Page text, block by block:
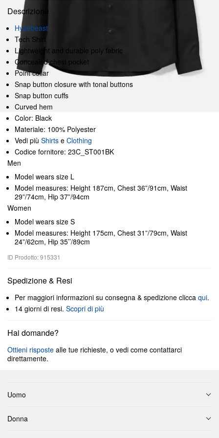
Descrizione
Hypebeast
Tech Shirt
Lightweight and durable poly fabric
Concealed chest pocket
Point collar
Snap button closure with tonal buttons
Snap button cuffs
Curved hem
Color: Black
Materiale: 100% Polyester
Vedi più Shirts e Clothing
Codice fornitore: 23C_ST001BK
Men
Model wears size L
Model measures: Height 187cm, Chest 36”/91cm, Waist
29”/74cm, Hip 37”/94cm
Women
Model wears size S
Model measures: Height 175cm, Chest 31”/79cm, Waist
24”/62cm, Hip 35’’/89cm
ID Prodotto: 915331
Spedizione & Resi
Per maggiori informazioni su consegna & spedizione clicca qui.
14 giorni di resi. Scopri di più
Hai domande?
Ottieni risposte alle tue richieste, o vedi come contattarci
direttamente.
Uomo
Donna